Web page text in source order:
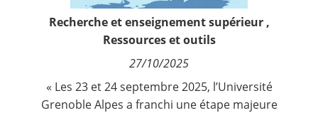
Recherche et enseignement supérieur,
Ressources et outils
27/10/2025
« Les 23 et 24 septembre 2025, l’Université
Grenoble Alpes a franchi une étape majeure